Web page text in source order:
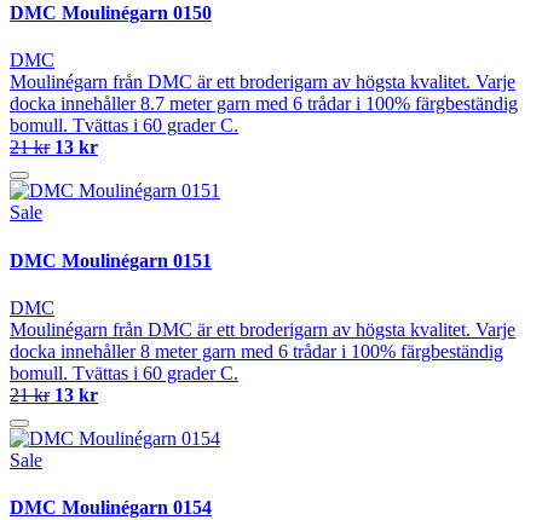
DMC Moulinégarn 0150
DMC
Moulinégarn från DMC är ett broderigarn av högsta kvalitet. Varje
docka innehåller 8.7 meter garn med 6 trådar i 100% färgbeständig
bomull. Tvättas i 60 grader C.
21 kr 13 kr
Sale
DMC Moulinégarn 0151
DMC
Moulinégarn från DMC är ett broderigarn av högsta kvalitet. Varje
docka innehåller 8 meter garn med 6 trådar i 100% färgbeständig
bomull. Tvättas i 60 grader C.
21 kr 13 kr
Sale
DMC Moulinégarn 0154